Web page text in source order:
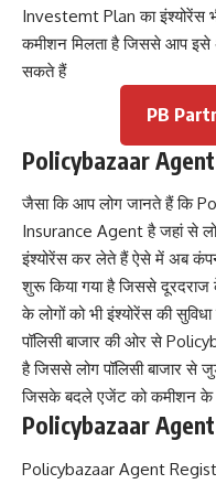
Investemt Plan का इंश्योरेंस
कमीशन मिलता है जिससे आप
सकते हैं
PB
Policybazaar
जैसा कि आप लोग जानते हैं कि
Insurance Agent है जहां से
इंश्योरेंस कर लेते हैं ऐसे में अब
शुरू किया गया है जिससे
के लोगों को भी इंश्योरेंस की
पॉलिसी बाजार की ओर से
है जिससे लोग पॉलिसी बाजार
जिसके बदले एजेंट को कमीशन के
Policybazaar
Policybazaar Agent